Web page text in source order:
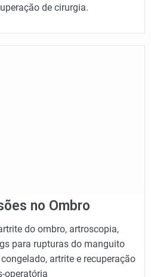
de cirurgia.
no Ombro
do ombro, artroscopia,
para rupturas do manguito
artrite e recuperação
operatória